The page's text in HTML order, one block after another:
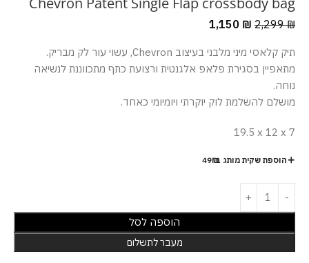
2,299₪
1,150 ₪
תיק קלאסי מיני מלבני בעיצוב Chevron, עשוי עור לק מבריק.
מתאפיין בסגירת פלאפ אלגנטית ורצועת כתף מתכווננת לנשיאה
נוחה.
מושלם להשלמת לוק יוקרתי ויומיומי כאחד.
19.5 x 12 x 7
הוספת שקית מותג ב-49₪
הוספה לסל
מעבר לתשלום